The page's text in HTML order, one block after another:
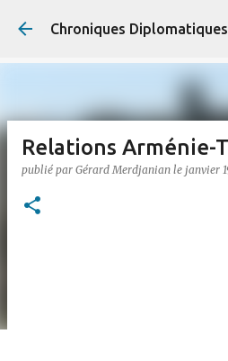
Accéder au
Chroniques Diplomatiques
Relations Arménie-
publié par Gérard Merdjanian le janvier